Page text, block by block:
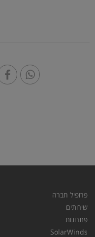
פרופיל חברה
שירותים
פתרונות
SolarWinds